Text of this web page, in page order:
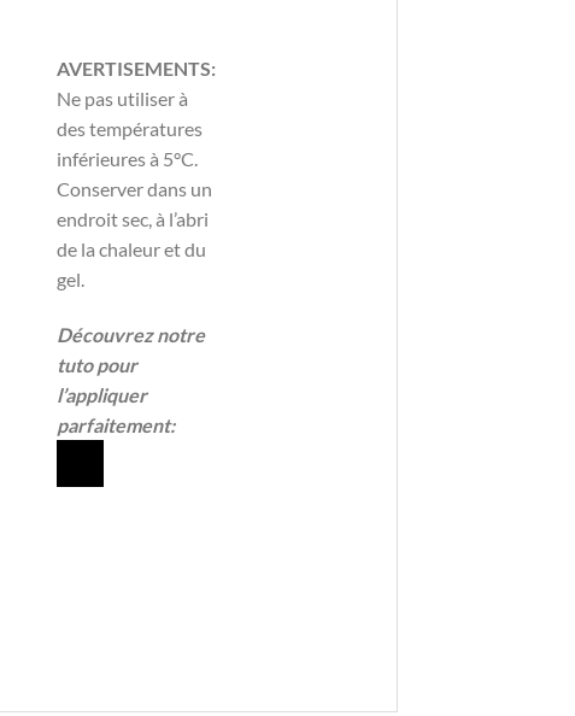
AVERTISEMENTS:
Ne pas utiliser à
des températures
inférieures à 5°C.
Conserver dans un
endroit sec, à l’abri
de la chaleur et du
gel.
Découvrez notre
tuto pour
l’appliquer
parfaitement: